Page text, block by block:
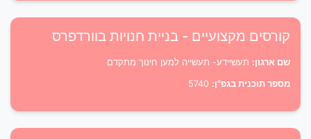
קורסים מקצועיים - בניית חנויות בוורדפרס
שם ארגון: תעשיידע- תעשייה למען חינוך מתקדם
מספר תוכנית בגפ"ן: